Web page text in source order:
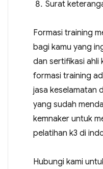
Surat
Formasi training
bagi kamu yang
dan sertifikasi ahli
formasi training
jasa keselamatan
yang sudah
kemnaker untuk
pelatihan k3 di
Hubungi kami